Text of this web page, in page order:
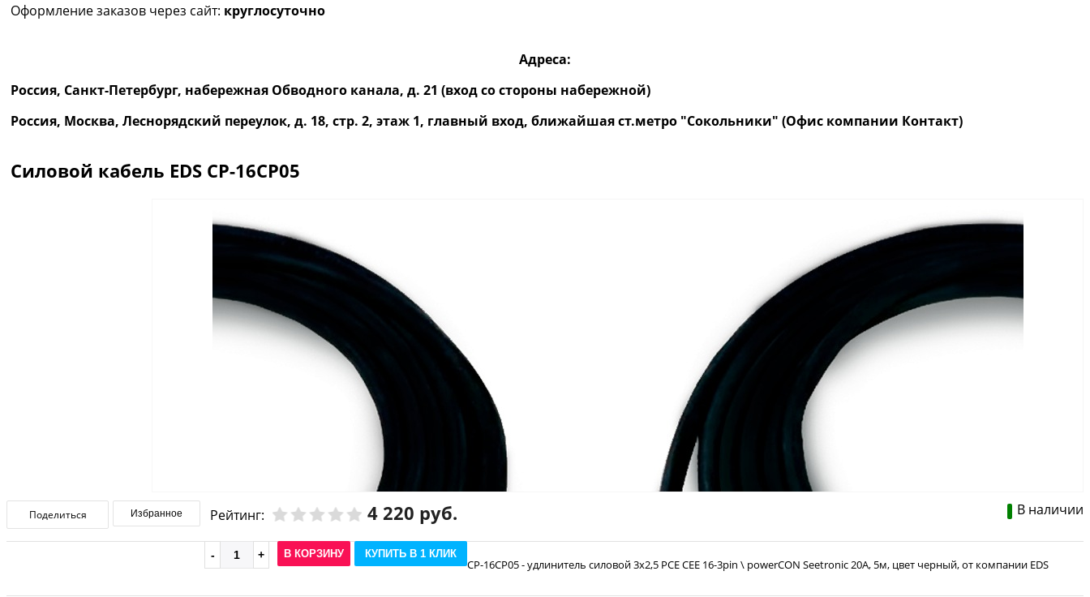
Оформление заказов через сайт: круглосуточно
Адреса:
Россия, Санкт-Петербург, набережная Обводного канала, д. 21 (вход со стороны набережной)
Россия, Москва, Леснорядский переулок, д. 18, стр. 2, этаж 1, главный вход, ближайшая ст.метро "Сокольники" (Офис компании Контакт)
Силовой кабель EDS CP-16CP05
Поделиться Избранное Рейтинг: В наличии
4 220 руб.
В КОРЗИНУ КУПИТЬ В 1 КЛИК
CP-16CP05 - удлинитель силовой 3х2,5 PCE CEE 16-3pin \ powerCON Seetronic 20A, 5м, цвет черный, от компании EDS